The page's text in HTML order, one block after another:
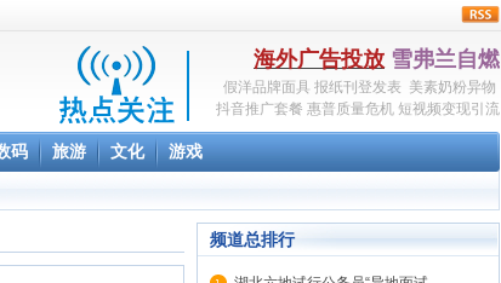
海外广告投放 雪弗兰自燃
假洋品牌面具 报纸刊登发表 美素奶粉异物
抖音推广套餐 惠普质量危机 短视频变现引流
码 旅游 文化 游戏
频道总排行